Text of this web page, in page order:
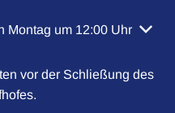
oder Schließzeiten
Montag um 12:00 Uhr
vor der Schließung des